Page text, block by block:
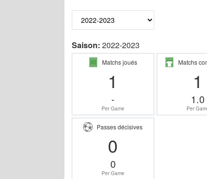
Saison: 2022-2023
Matchs joués
1
-
Per Game
Matchs
1
1.0
Per
Passes décisives
0
0
Per Game